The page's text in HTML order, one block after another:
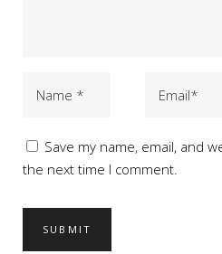
Save my name, email, and
the next time I comment.